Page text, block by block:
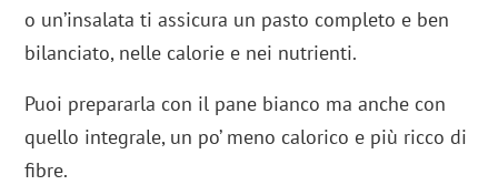
o un’insalata ti assicura un pasto completo e ben
bilanciato, nelle calorie e nei nutrienti.
Puoi prepararla con il pane bianco ma anche con
quello integrale, un po’ meno calorico e più ricco di
fibre.